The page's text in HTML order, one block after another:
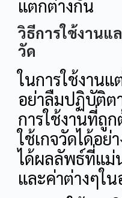
แตกต่างกัน
วิธีการใช้งานแ
วัด
ในการใช้งาน
อย่าลืมปฏิบัติต
การใช้งานที่ถู
ใช้เกจวัดได้อย่
ได้ผลลัพธ์ที่แม่
และค่าต่างๆใ